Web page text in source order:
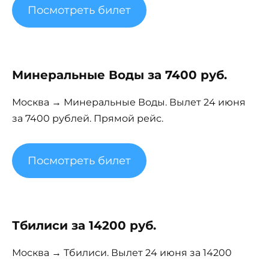
Посмотреть билет
Минеральные Воды за 7400 руб.
Москва → Минеральные Воды. Вылет 24 июня
за 7400 рублей. Прямой рейс.
Посмотреть билет
Тбилиси за 14200 руб.
Москва → Тбилиси. Вылет 24 июня за 14200